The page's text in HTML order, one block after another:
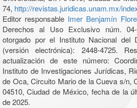
74, http://revistas.juridicas.unam.mx/
Editor responsable Imer Benjamín
Derechos al Uso Exclusivo núm. 04-
otorgado por el Instituto Nacional del
(versión electrónica): 2448-4725.
actualización de este número:
Instituto de Investigaciones Jurídicas,
de Oca, Circuito Mario de la Cueva s/n,
04510, Ciudad de México, fecha de la
de 2025.